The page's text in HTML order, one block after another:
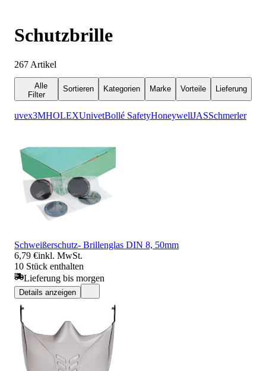
Schutzbrille
267 Artikel
Alle
Filter
Sortieren Kategorien Marke Vorteile Lieferung
uvex3MHOLEXUnivetBollé SafetyHoneywellJASSchmerler
Schweißerschutz- Brillenglas DIN 8, 50mm
6,79 €inkl. MwSt.
10 Stück enthalten
Lieferung bis morgen
Details anzeigen